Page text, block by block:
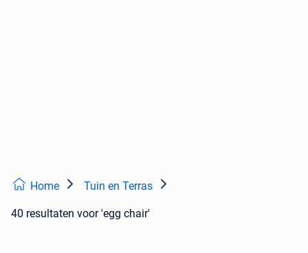
Home Tuin en Terras
40 resultaten voor 'egg chair'